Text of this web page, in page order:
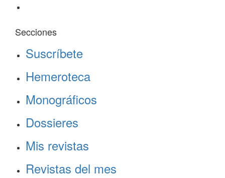
Secciones
Suscríbete
Hemeroteca
Monográficos
Dossieres
Mis revistas
Revistas del mes